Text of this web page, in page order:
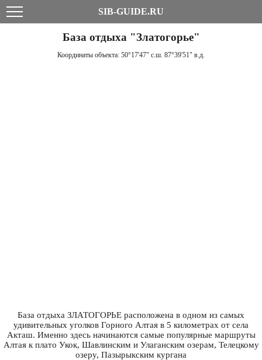
SIB-GUIDE.RU
База отдыха "Златогорье"
Координаты объекта: 50°17'47" с.ш. 87°39'51" в.д.
База отдыха ЗЛАТОГОРЬЕ расположена в одном из самых
удивительных уголков Горного Алтая в 5 километрах от села
Акташ. Именно здесь начинаются самые популярные маршруты
Алтая к плато Укок, Шавлинским и Улаганским озерам, Телецкому
озеру, Пазырыкским кургана